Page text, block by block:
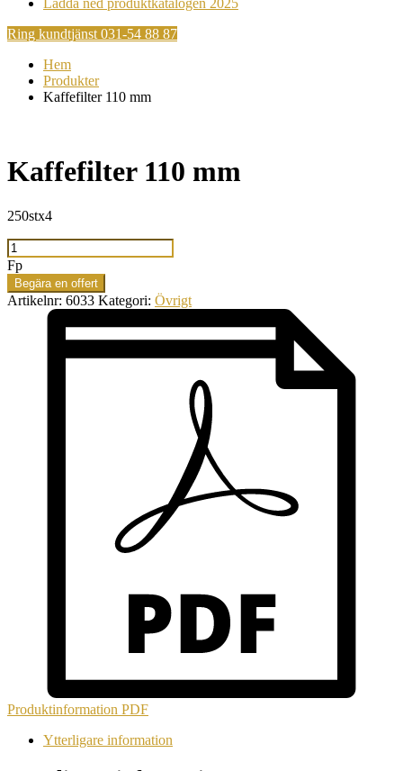
Ladda ned produktkatalogen 2025
Ring kundtjänst 031-54 88 87
Hem
Produkter
Kaffefilter 110 mm
Kaffefilter 110 mm
250stx4
Kaffefilter
110
mm
mängd
Fp
Begära en offert
Artikelnr: 6033 Kategori: Övrigt
Produktinformation PDF
Ytterligare information